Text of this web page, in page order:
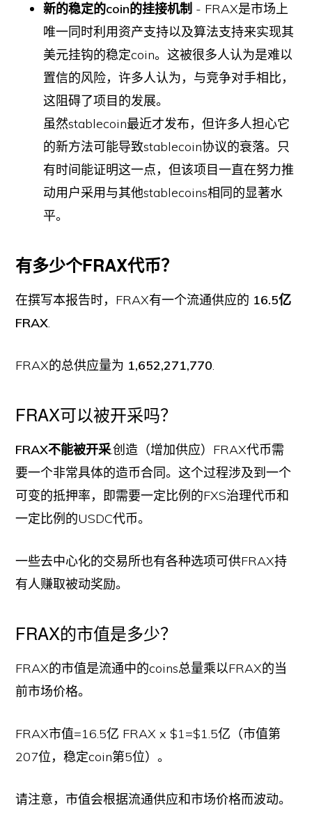
新的稳定的coin的挂接机制 - FRAX是市场上
唯一同时利用资产支持以及算法支持来实现其
美元挂钩的稳定coin。这被很多人认为是难以
置信的风险，许多人认为，与竞争对手相比，
这阻碍了项目的发展。
虽然stablecoin最近才发布，但许多人担心它
的新方法可能导致stablecoin协议的衰落。只
有时间能证明这一点，但该项目一直在努力推
动用户采用与其他stablecoins相同的显著水
平。
有多少个FRAX代币？
在撰写本报告时，FRAX有一个流通供应的 16.5亿
FRAX.
FRAX的总供应量为 1,652,271,770.
FRAX可以被开采吗？
FRAX不能被开采.创造（增加供应）FRAX代币需
要一个非常具体的造币合同。这个过程涉及到一个
可变的抵押率，即需要一定比例的FXS治理代币和
一定比例的USDC代币。
一些去中心化的交易所也有各种选项可供FRAX持
有人赚取被动奖励。
FRAX的市值是多少？
FRAX的市值是流通中的coins总量乘以FRAX的当
前市场价格。
FRAX市值=16.5亿 FRAX x $1=$1.5亿（市值第
207位，稳定coin第5位）。
请注意，市值会根据流通供应和市场价格而波动。